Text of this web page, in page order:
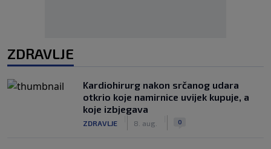
ZDRAVLJE
Kardiohirurg nakon srčanog udara
otkrio koje namirnice uvijek kupuje, a
koje izbjegava
ZDRAVLJE 8. aug. 0